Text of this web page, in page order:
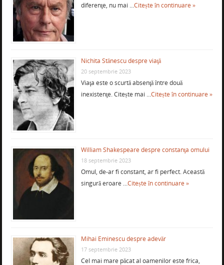
diferenţe, nu mai …Citește în continuare »
Nichita Stănescu despre viaţă
20 septembrie 2023
Viaţa este o scurtă absenţă între două
inexistenţe. Citește mai …Citește în continuare »
William Shakespeare despre constanţa omului
18 septembrie 2023
Omul, de-ar fi constant, ar fi perfect. Această
singură eroare …Citește în continuare »
Mihai Eminescu despre adevăr
17 septembrie 2023
Cel mai mare păcat al oamenilor este frica,